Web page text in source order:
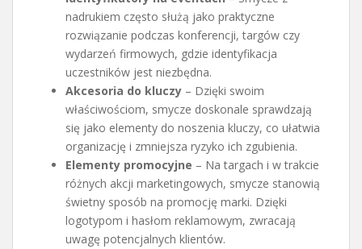
nadrukiem często służą jako praktyczne
rozwiązanie podczas konferencji, targów czy
wydarzeń firmowych, gdzie identyfikacja
uczestników jest niezbędna.
Akcesoria do kluczy – Dzięki swoim
właściwościom, smycze doskonale sprawdzają
się jako elementy do noszenia kluczy, co ułatwia
organizację i zmniejsza ryzyko ich zgubienia.
Elementy promocyjne – Na targach i w trakcie
różnych akcji marketingowych, smycze stanowią
świetny sposób na promocję marki. Dzięki
logotypom i hasłom reklamowym, zwracają
uwagę potencjalnych klientów.